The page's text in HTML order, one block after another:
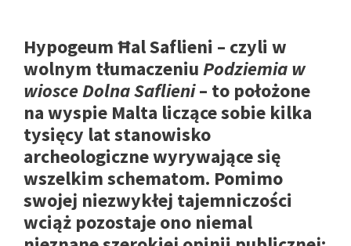
Hypogeum Ħal Saflieni – czyli w
wolnym tłumaczeniuPodziemia w
wiosce Dolna Saflieni– to położone
na wyspie Malta liczące sobie kilka
tysięcy lat stanowisko
archeologiczne wyrywające się
wszelkim schematom. Pomimo
swojej niezwykłej tajemniczości
wciąż pozostaje ono niemal